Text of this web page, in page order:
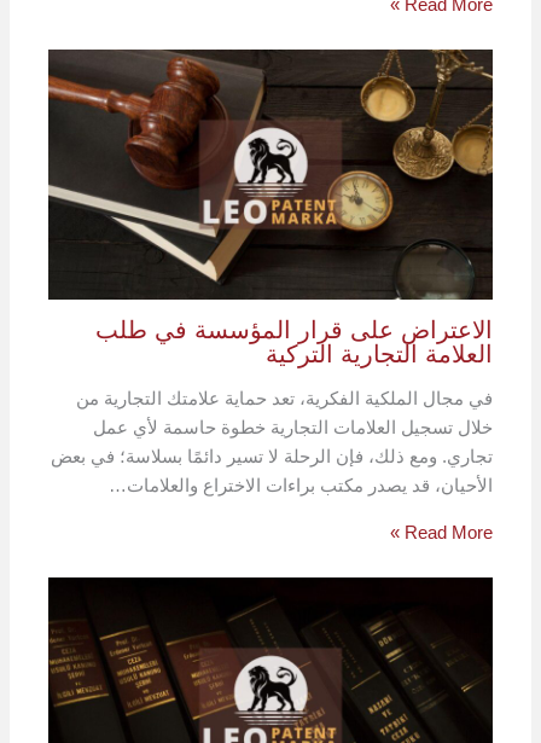
Read More »
الاعتراض على قرار المؤسسة في طلب
العلامة التجارية التركية
في مجال الملكية الفكرية، تعد حماية علامتك التجارية من
خلال تسجيل العلامات التجارية خطوة حاسمة لأي عمل
تجاري. ومع ذلك، فإن الرحلة لا تسير دائمًا بسلاسة؛ في بعض
الأحيان، قد يصدر مكتب براءات الاختراع والعلامات…
Read More »